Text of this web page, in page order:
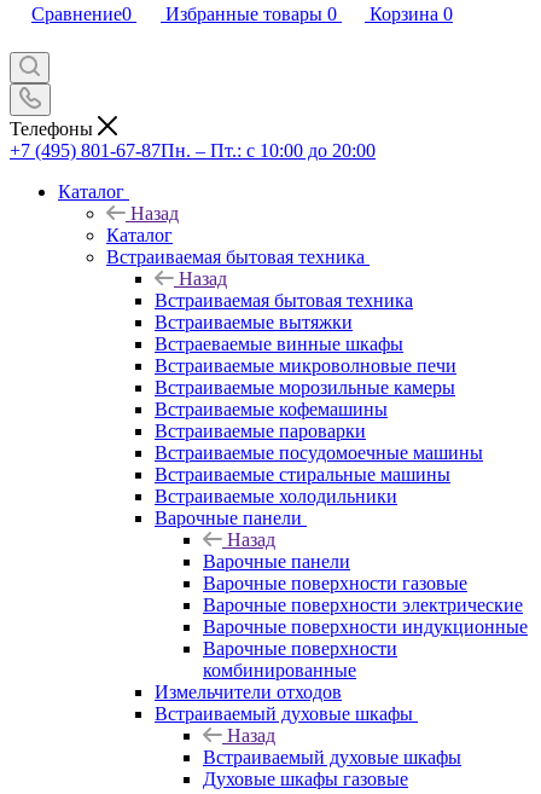
Сравнение0 Избранные товары 0 Корзина 0
Телефоны
+7 (495) 801-67-87Пн. – Пт.: с 10:00 до 20:00
Каталог
Назад
Каталог
Встраиваемая бытовая техника
Назад
Встраиваемая бытовая техника
Встраиваемые вытяжки
Встраеваемые винные шкафы
Встраиваемые микроволновые печи
Встраиваемые морозильные камеры
Встраиваемые кофемашины
Встраиваемые пароварки
Встраиваемые посудомоечные машины
Встраиваемые стиральные машины
Встраиваемые холодильники
Варочные панели
Назад
Варочные панели
Варочные поверхности газовые
Варочные поверхности электрические
Варочные поверхности индукционные
Варочные поверхности
комбинированные
Измельчители отходов
Встраиваемый духовые шкафы
Назад
Встраиваемый духовые шкафы
Духовые шкафы газовые